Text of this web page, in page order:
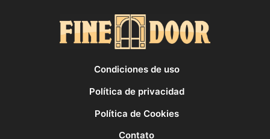
Condiciones de uso
Política de privacidad
Política de Cookies
Contato